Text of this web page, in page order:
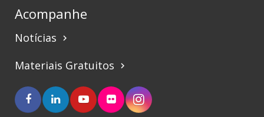
Acompanhe
Notícias keyboard_arrow_right
Materiais Gratuitos keyboard_arrow_right